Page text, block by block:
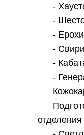
-
-
-
-
-
-